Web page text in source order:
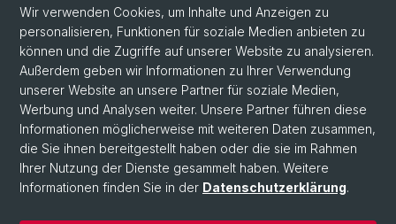
Personensuche
PhD Programm
Dokumente & Links
News & Events
© Universität Basel
Datenschutzerklärung
Philosophisch-Historische Fakultät
Wir verwenden Cookies, um Inhalte und Anzeigen zu
personalisieren, Funktionen für soziale Medien anbieten zu
können und die Zugriffe auf unserer Website zu analysieren.
Außerdem geben wir Informationen zu Ihrer Verwendung
unserer Website an unsere Partner für soziale Medien,
Werbung und Analysen weiter. Unsere Partner führen diese
Informationen möglicherweise mit weiteren Daten zusammen,
die Sie ihnen bereitgestellt haben oder die sie im Rahmen
Ihrer Nutzung der Dienste gesammelt haben. Weitere
Informationen finden Sie in der Datenschutzerklärung.